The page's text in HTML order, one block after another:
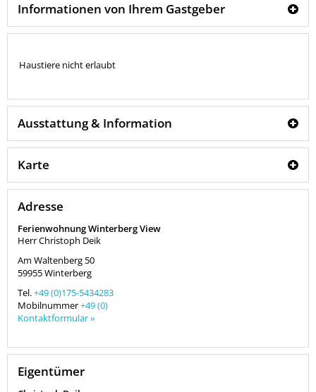
Informationen von Ihrem Gastgeber
Haustiere nicht erlaubt
Ausstattung & Information
Karte
Adresse
Ferienwohnung Winterberg View
Herr Christoph Deik
Am Waltenberg 50
59955Winterberg
Tel.+49 (0)175-5434283
Mobilnummer+49 (0)
Kontaktformular »
Eigentümer